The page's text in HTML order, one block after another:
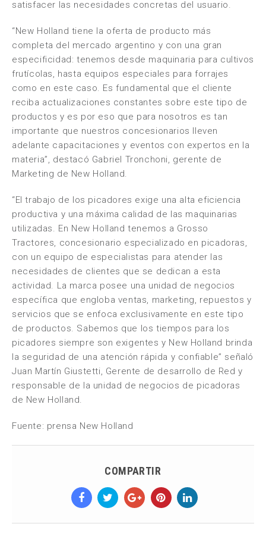
satisfacer las necesidades concretas del usuario.
“New Holland tiene la oferta de producto más
completa del mercado argentino y con una gran
especificidad: tenemos desde maquinaria para cultivos
frutícolas, hasta equipos especiales para forrajes
como en este caso. Es fundamental que el cliente
reciba actualizaciones constantes sobre este tipo de
productos y es por eso que para nosotros es tan
importante que nuestros concesionarios lleven
adelante capacitaciones y eventos con expertos en la
materia”, destacó Gabriel Tronchoni, gerente de
Marketing de New Holland.
“El trabajo de los picadores exige una alta eficiencia
productiva y una máxima calidad de las maquinarias
utilizadas. En New Holland tenemos a Grosso
Tractores, concesionario especializado en picadoras,
con un equipo de especialistas para atender las
necesidades de clientes que se dedican a esta
actividad. La marca posee una unidad de negocios
específica que engloba ventas, marketing, repuestos y
servicios que se enfoca exclusivamente en este tipo
de productos. Sabemos que los tiempos para los
picadores siempre son exigentes y New Holland brinda
la seguridad de una atención rápida y confiable” señaló
Juan Martín Giustetti, Gerente de desarrollo de Red y
responsable de la unidad de negocios de picadoras
de New Holland.
Fuente: prensa New Holland
COMPARTIR